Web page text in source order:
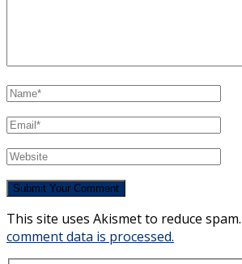
This site uses Akismet to reduce spam.
comment data is processed.